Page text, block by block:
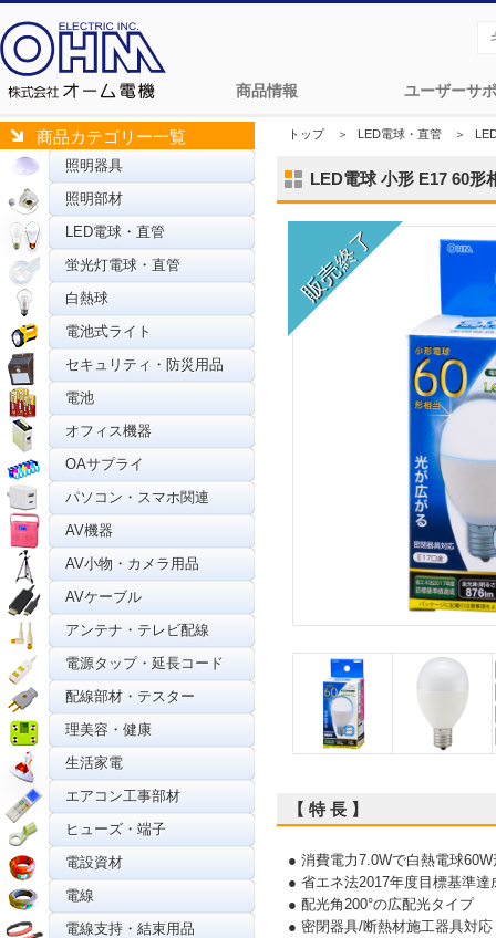
商品情報 ユーザーサ
商品カテゴリー一覧
照明器具
照明部材
LED電球・直管
蛍光灯電球・直管
白熱球
電池式ライト
セキュリティ・防災用品
電池
オフィス機器
OAサプライ
パソコン・スマホ関連
AV機器
AV小物・カメラ用品
AVケーブル
アンテナ・テレビ配線
電源タップ・延長コード
配線部材・テスター
理美容・健康
生活家電
エアコン工事部材
ヒューズ・端子
電設資材
電線
電線支持・結束用品
トップ＞ LED電球・直管 ＞
LED電球 小形 E17 60形
【 特 長 】
● 消費電力7.0Wで白熱電球
● 省エネ法2017年度目標基準
● 配光角200°の広配光タイプ
● 密閉器具/断熱材施工器具対応